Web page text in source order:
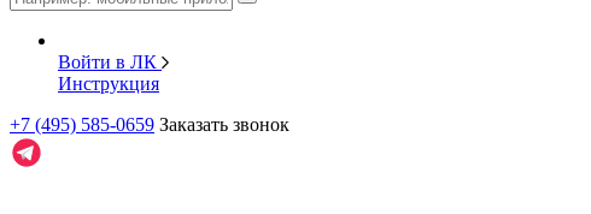
Войти в ЛК
Инструкция
+7 (495) 585-0659 Заказать звонок